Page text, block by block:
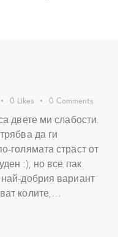
0 Likes 0 Comments
двете ми слабости.
да ги
голямата страст от
:), но все пак
добрия вариант
колите,…